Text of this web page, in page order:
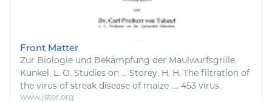
Front Matter
Zur Biologie und Bekämpfung der Maulwurfsgrille.
Kunkel, L. O. Studies on ... Storey, H. H. The filtration of
the virus of streak disease of maize .... 453 virus.
www.jstor.org